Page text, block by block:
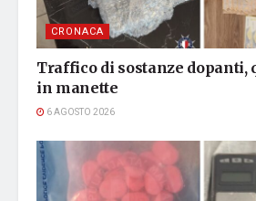
CRONACA
Traffico di sostanze dopanti,
in manette
6 AGOSTO 2026